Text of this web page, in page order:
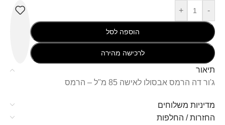
-
+
הוספה לסל
לרכישה מהירה
תיאור
ג'ור דה הרמס אבסולו לאישה 85 מ"ל – הרמס
מדיניות משלוחים
החזרות / החלפות